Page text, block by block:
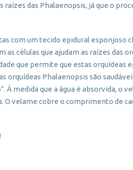
das Phalaenopsis, já que o
com um tecido epidural esponjoso
células que ajudam as raízes das
que permite que estas orquídeas
orquídeas Phalaenopsis são
À medida que a água é absorvida, o
O velame cobre o comprimento de